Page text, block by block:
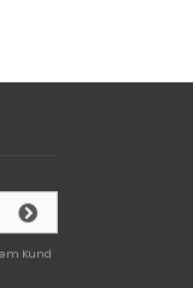
Kund